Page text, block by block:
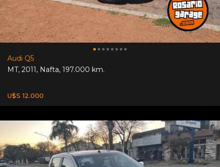
Audi Q5
MT, 2011, Nafta, 197.000 km.
U$S 12.000